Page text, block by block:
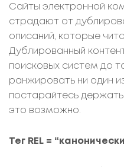
Сайты электронной
страдают от
описаний, которые
Дублированный
поисковых систем до
ранжировать ни один
постарайтесь держать
это возможно.
Тег REL =